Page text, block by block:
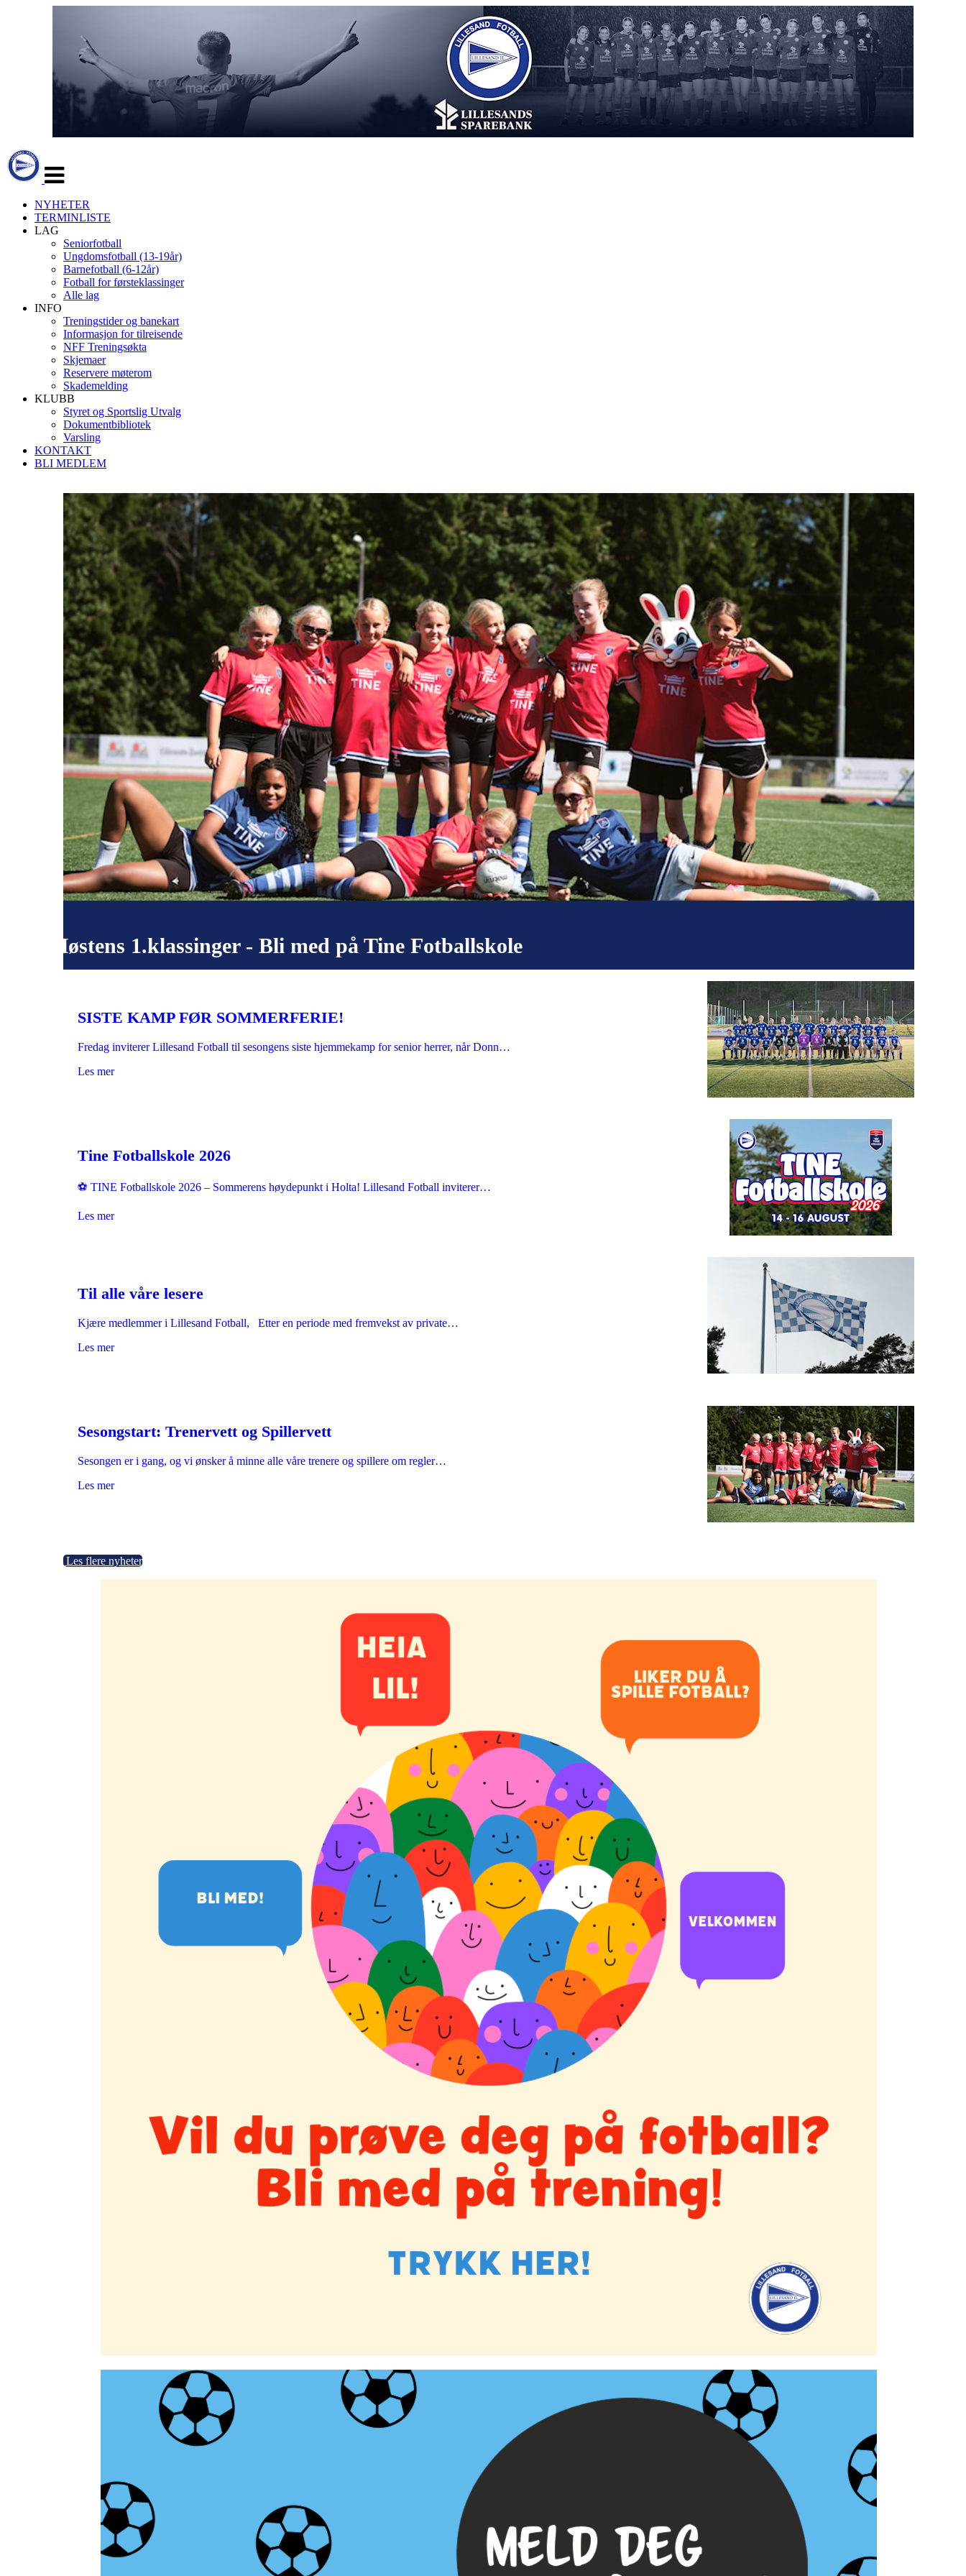
navigasjon
NYHETER
TERMINLISTE
LAG
Seniorfotball
Ungdomsfotball (13-19år)
Barnefotball (6-12år)
Fotball for førsteklassinger
Alle lag
INFO
Treningstider og banekart
Informasjon for tilreisende
NFF Treningsøkta
Skjemaer
Reservere møterom
Skademelding
KLUBB
Styret og Sportslig Utvalg
Dokumentbibliotek
Varsling
KONTAKT
BLI MEDLEM
Høstens 1.klassinger - Bli med på Tine Fotballskole
SISTE KAMP FØR SOMMERFERIE!
Fredag inviterer Lillesand Fotball til sesongens siste hjemmekamp for senior herrer, når Donn…
Les mer
Tine Fotballskole 2026
⚽ TINE Fotballskole 2026 – Sommerens høydepunkt i Holta! Lillesand Fotball inviterer…
Les mer
Til alle våre lesere
Kjære medlemmer i Lillesand Fotball, Etter en periode med fremvekst av private…
Les mer
Sesongstart: Trenervett og Spillervett
Sesongen er i gang, og vi ønsker å minne alle våre trenere og spillere om regler…
Les mer
Les flere nyheter